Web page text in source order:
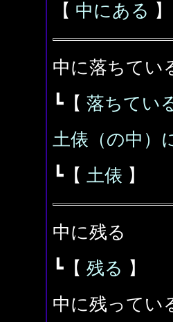
【 中にある 】
中に落ちてい
┗【 落ちてい
土俵（の中）
┗【 土俵 】
中に残る
┗【 残る 】
中に残ってい